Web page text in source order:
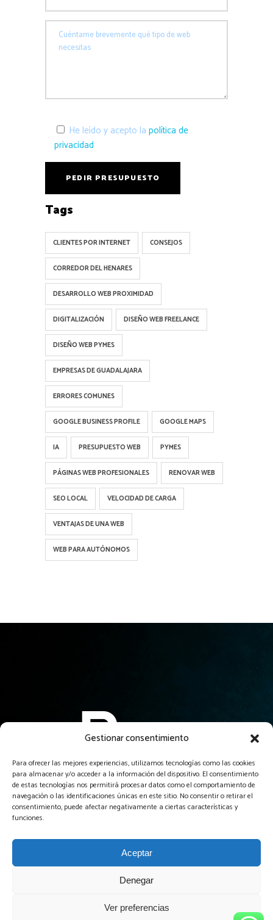
Gestionar consentimiento
Para ofrecer las mejores experiencias, utilizamos tecnologías como las cookies
para almacenar y/o acceder a la información del dispositivo. El consentimiento
de estas tecnologías nos permitirá procesar datos como el comportamiento de
navegación o las identificaciones únicas en este sitio. No consentir o retirar el
consentimiento, puede afectar negativamente a ciertas características y
funciones.
Aceptar
Denegar
Ver preferencias
He leído y acepto la política de
privacidad
Tags
CLIENTES POR INTERNET CONSEJOS
CORREDOR DEL HENARES
DESARROLLO WEB PROXIMIDAD
DIGITALIZACIÓN DISEÑO WEB FREELANCE
DISEÑO WEB PYMES
EMPRESAS DE GUADALAJARA
ERRORES COMUNES
GOOGLE BUSINESS PROFILE GOOGLE MAPS
IA PRESUPUESTO WEB PYMES
PÁGINAS WEB PROFESIONALES RENOVAR WEB
SEO LOCAL VELOCIDAD DE CARGA
VENTAJAS DE UNA WEB
WEB PARA AUTÓNOMOS
El servicio profesional de creación de páginas web más
asequible y garantizado de Guadalajara y alrededores.
Diseñador web freelance Guadalajara